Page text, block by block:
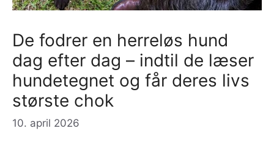
De fodrer en herreløs hund
dag efter dag – indtil de læser
hundetegnet og får deres livs
største chok
10. april 2026